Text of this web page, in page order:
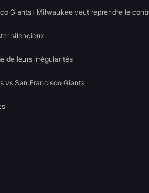
Giants : Milwaukee veut reprendre le
silencieux
de leurs irrégularités
vs San Francisco Giants